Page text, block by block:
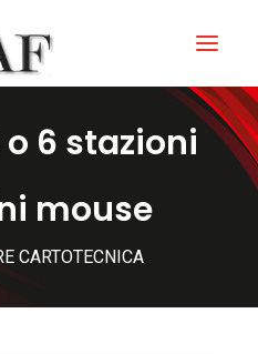
6 stazioni
mouse
CARTOTECNICA